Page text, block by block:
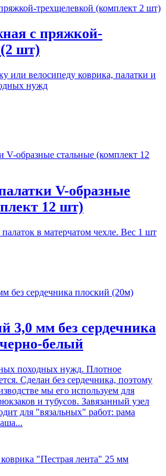
с пряжкой-
шт)
или велосипеду коврика, палатки и
нужд
V-образные
12 шт)
в матерчатом чехле. Вес 1 шт
3,0 мм без сердечника
белый
походных нужд. Плотное
Сделан без сердечника, поэтому
мы его используем для
и тубусов. Завязанный узел
для "вязальных" работ: рама